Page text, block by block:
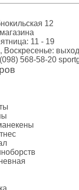
12
11 - 19
Воскресенье:
(098) 568-58-20